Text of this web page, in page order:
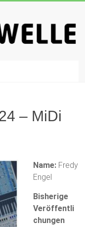
– MiDi
Name: Fredy
Engel
Bisherige
Veröffentli
chungen